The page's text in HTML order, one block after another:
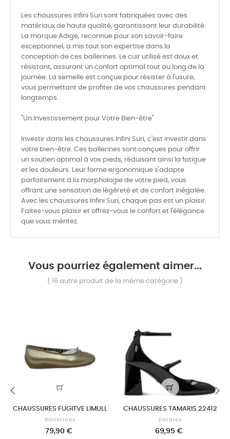
Les chaussures Infini Suri sont fabriquées avec des
matériaux de haute qualité, garantissant leur durabilité.
La marque Adige, reconnue pour son savoir-faire
exceptionnel, a mis tout son expertise dans la
conception de ces ballerines. Le cuir utilisé est doux et
résistant, assurant un confort optimal tout au long de la
journée. La semelle est conçue pour résister à l'usure,
vous permettant de profiter de vos chaussures pendant
longtemps.
"Un Investissement pour Votre Bien-être"
Investir dans les chaussures Infini Suri, c'est investir dans
votre bien-être. Ces ballerines sont conçues pour offrir
un soutien optimal à vos pieds, réduisant ainsi la fatigue
et les douleurs. Leur forme ergonomique s'adapte
parfaitement à la morphologie de votre pied, vous
offrant une sensation de légèreté et de confort inégalée.
Avec les chaussures Infini Suri, chaque pas est un plaisir.
Faites-vous plaisir et offrez-vous le confort et l'élégance
que vous méritez.
Vous pourriez également aimer...
( 16 autre produit de la même catégorie )
CHAUSSURES FUGITVE LIMULL
Ballerines
79,90 €
CHAUSSURES TAMARIS 22412
Derbies
69,95 €
‹ ›